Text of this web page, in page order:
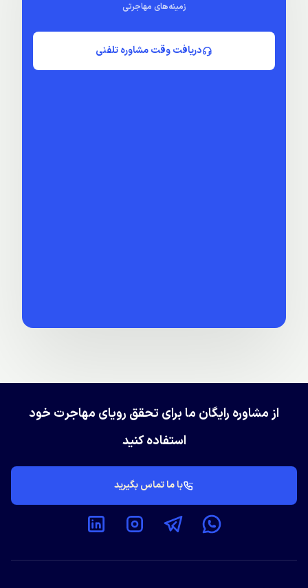
زمینه‌های مهاجرتی
دریافت وقت مشاوره تلفنی
از مشاوره رایگان ما برای تحقق رویای مهاجرت خود
استفاده کنید
با ما تماس بگیرید